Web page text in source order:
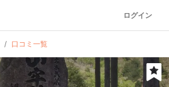
ログイン
口コミ一覧